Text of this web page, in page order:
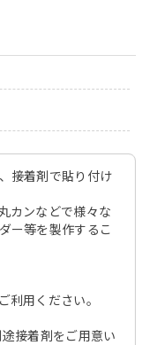
接着剤で貼り付け
カンなどで様々な
ー等を製作するこ
利用ください。
接着剤をご用意い